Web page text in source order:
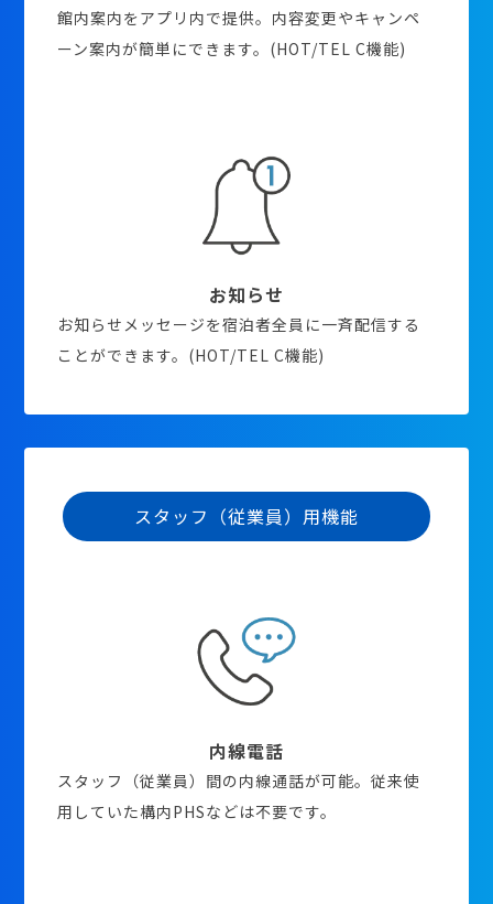
館内案内をアプリ内で提供。内容変更やキャンペ
ーン案内が簡単にできます。(HOT/TEL C機能)
お知らせ
お知らせメッセージを宿泊者全員に一斉配信する
ことができます。(HOT/TEL C機能)
スタッフ（従業員）用機能
内線電話
スタッフ（従業員）間の内線通話が可能。従来使
用していた構内PHSなどは不要です。